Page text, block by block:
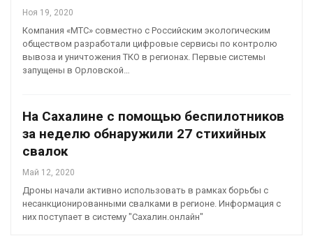
Ноя 19, 2020
Компания «МТС» совместно с Российским экологическим
обществом разработали цифровые сервисы по контролю
вывоза и уничтожения ТКО в регионах. Первые системы
запущены в Орловской…
На Сахалине с помощью беспилотников
за неделю обнаружили 27 стихийных
свалок
Май 12, 2020
Дроны начали активно использовать в рамках борьбы с
несанкционированными свалками в регионе. Информация с
них поступает в систему "Сахалин.онлайн"